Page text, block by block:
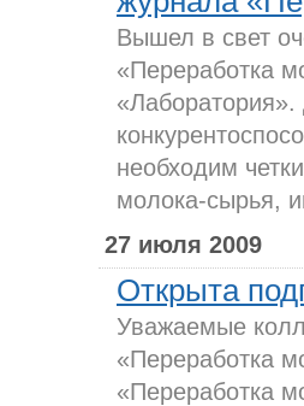
Вышел в свет
«Переработка
необходим
молока-сырья,
27 июля 2009
Открыта
Уважаемые
«Переработка
«Переработка